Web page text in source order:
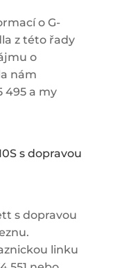
o G-
z této řady
o
nám
495 a my
s dopravou
s dopravou
linku